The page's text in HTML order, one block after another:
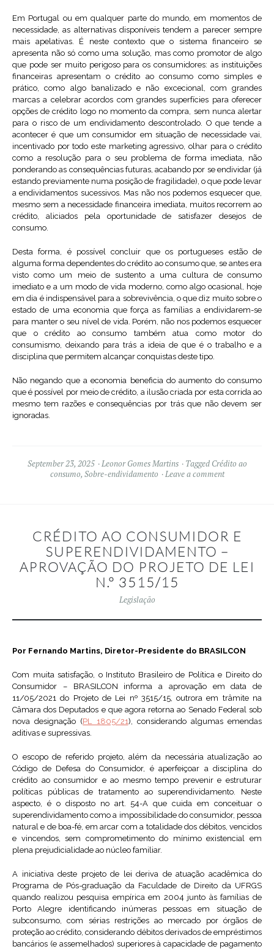
Em Portugal ou em qualquer parte do mundo, em momentos de
necessidade, as alternativas disponíveis tendem a parecer sempre
mais apelativas. É neste contexto que o sistema financeiro se
apresenta não só como uma solução, mas como promotor de algo
que pode ser muito perigoso para os consumidores: as instituições
financeiras apresentam o crédito ao consumo como simples e
prático, como algo banalizado e não excecional, com grandes
marcas a celebrar acordos com grandes superfícies para oferecer
opções de crédito logo no momento da compra, sem nunca alertar
para o risco de um endividamento descontrolado. O que tende a
acontecer é que um consumidor em situação de necessidade vai,
incentivado por todo este marketing agressivo, olhar para o crédito
como a resolução para o seu problema de forma imediata, não
ponderando as consequências futuras, acabando por se endividar (já
estando previamente numa posição de fragilidade), o que pode levar
a endividamentos sucessivos. Mas não nos podemos esquecer que,
mesmo sem a necessidade financeira imediata, muitos recorrem ao
crédito, aliciados pela oportunidade de satisfazer desejos de
consumo.
Desta forma, é possível concluir que os portugueses estão de
alguma forma dependentes do crédito ao consumo que, se antes era
visto como um meio de sustento a uma cultura de consumo
imediato e a um modo de vida moderno, como algo ocasional, hoje
em dia é indispensável para a sobrevivência, o que diz muito sobre o
estado de uma economia que força as famílias a endividarem-se
para manter o seu nível de vida. Porém, não nos podemos esquecer
que o crédito ao consumo também atua como motor do
consumismo, deixando para trás a ideia de que é o trabalho e a
disciplina que permitem alcançar conquistas deste tipo.
Não negando que a economia beneficia do aumento do consumo
que é possível por meio de crédito, a ilusão criada por esta corrida ao
mesmo tem razões e consequências por trás que não devem ser
ignoradas.
September 23, 2025 Leonor Gomes Martins Tagged Crédito ao
consumo, Sobre-endividamento Leave a comment
CRÉDITO AO CONSUMIDOR E
SUPERENDIVIDAMENTO –
APROVAÇÃO DO PROJETO DE LEI
N.º 3515/15
Legislação
Por Fernando Martins, Diretor-Presidente do BRASILCON
Com muita satisfação, o Instituto Brasileiro de Política e Direito do
Consumidor – BRASILCON informa a aprovação em data de
11/05/2021 do Projeto de Lei nº 3515/15, outrora em trâmite na
Câmara dos Deputados e que agora retorna ao Senado Federal sob
nova designação (PL 1805/21), considerando algumas emendas
aditivas e supressivas.
O escopo de referido projeto, além da necessária atualização ao
Código de Defesa do Consumidor, é aperfeiçoar a disciplina do
crédito ao consumidor e ao mesmo tempo prevenir e estruturar
políticas públicas de tratamento ao superendividamento. Neste
aspecto, é o disposto no art. 54-A que cuida em conceituar o
superendividamento como a impossibilidade do consumidor, pessoa
natural e de boa-fé, em arcar com a totalidade dos débitos, vencidos
e vincendos, sem comprometimento do mínimo existencial em
plena prejudicialidade ao núcleo familiar.
A iniciativa deste projeto de lei deriva de atuação acadêmica do
Programa de Pós-graduação da Faculdade de Direito da UFRGS
quando realizou pesquisa empírica em 2004 junto às famílias de
Porto Alegre identificando inúmeras pessoas em situação de
subconsumo, com sérias restrições ao mercado por órgãos de
proteção ao crédito, considerando débitos derivados de empréstimos
bancários (e assemelhados) superiores à capacidade de pagamento